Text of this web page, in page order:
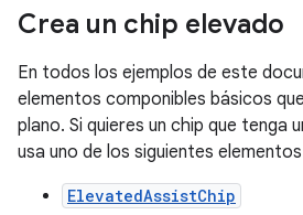
Crea un chip elevado
En todos los ejemplos de este
elementos componibles básicos
plano. Si quieres un chip que tenga
usa uno de los siguientes
ElevatedAssistChip